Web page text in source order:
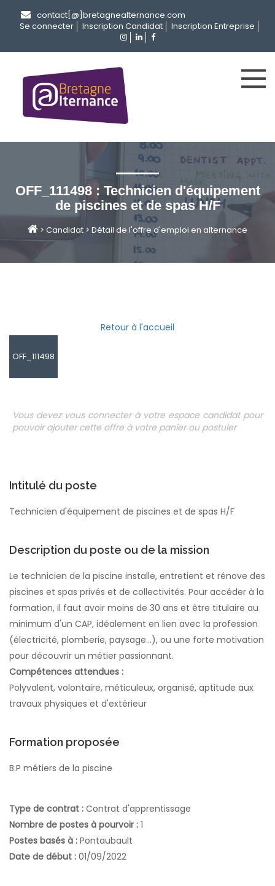
contact[@]bretagnealternance.com
Se connecter
Inscription Candidat Inscription Entreprise
OFF_111498 : Technicien d'équipement
de piscines et de spas H/F
> Candidat > Détail de l'offre d'emploi en alternance
Retour à l'accueil
OFF_111498
Vous devez vous connecter à votre espace candidat pour
pouvoir ajouter cette offre à votre panier ou postuler
Intitulé du poste
Technicien d'équipement de piscines et de spas H/F
Description du poste ou de la mission
Le technicien de la piscine installe, entretient et rénove des
piscines et spas privés et de collectivités. Pour accéder à la
formation, il faut avoir moins de 30 ans et être titulaire au
minimum d'un CAP, idéalement en lien avec la profession
(électricité, plomberie, paysage...), ou une forte motivation
pour découvrir un métier passionnant.
Compétences attendues :
Polyvalent, volontaire, méticuleux, organisé, aptitude aux
travaux physiques et d'extérieur
Formation proposée
B.P métiers de la piscine
Type de contrat : Contrat d'apprentissage
Nombre de postes à pourvoir : 1
Postes basés à : Pontaubault
Date de début : 01/09/2022